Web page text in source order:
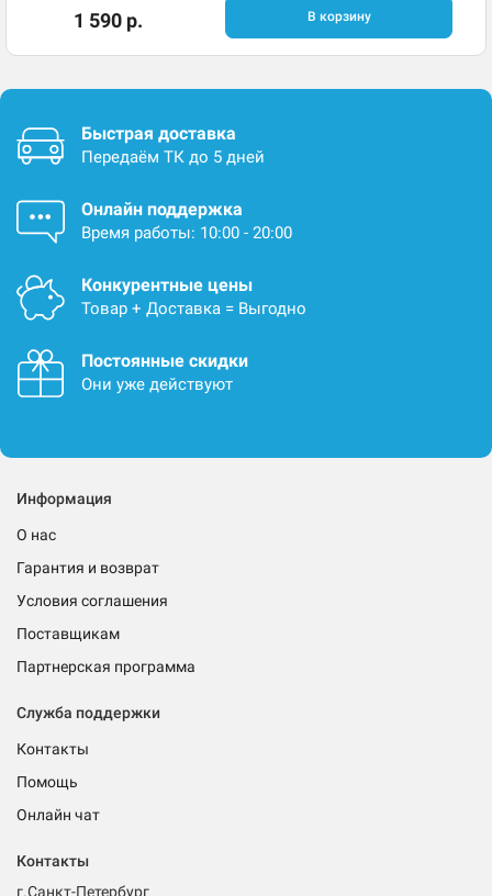
1 590 р. В корзину
Быстрая доставка
Передаём ТК до 5 дней
Онлайн поддержка
Время работы: 10:00 - 20:00
Конкурентные цены
Товар + Доставка = Выгодно
Постоянные скидки
Они уже действуют
Информация
О нас
Гарантия и возврат
Условия соглашения
Поставщикам
Партнерская программа
Служба поддержки
Контакты
Помощь
Онлайн чат
Контакты
г.Санкт-Петербург